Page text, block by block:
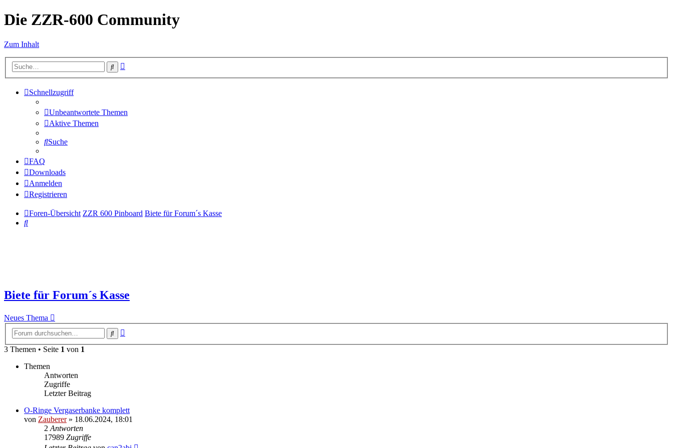
Die ZZR-600 Community
Zum Inhalt
Suche
Schnellzugriff
Unbeantwortete Themen
Aktive Themen
Suche
FAQ
Downloads
Anmelden
Registrieren
Foren-Übersicht ZZR 600 Pinboard Biete für Forum´s Kasse
Suche
Biete für Forum´s Kasse
Neues Thema
Suche
3 Themen • Seite 1 von 1
Themen
Antworten
Zugriffe
Letzter Beitrag
O-Ringe Vergaserbanke komplett
von Zauberer» 18.06.2024, 18:01
2 Antworten
17989 Zugriffe